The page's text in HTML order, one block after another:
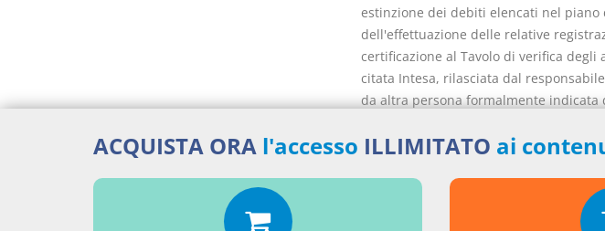
estinzione dei debiti elencati nel
dell'effettuazione delle relative
certificazione al Tavolo di verifica
citata Intesa, rilasciata dal
da altra persona formalmente indicata
adempimento regionale ai fini e per gli
15, comma 24, del decreto-legge 6
ACQUISTA ORA l'accesso ILLIMITATO ai